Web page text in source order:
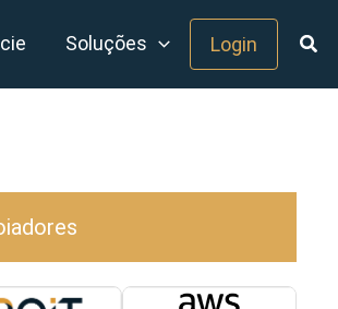
Soluções Login